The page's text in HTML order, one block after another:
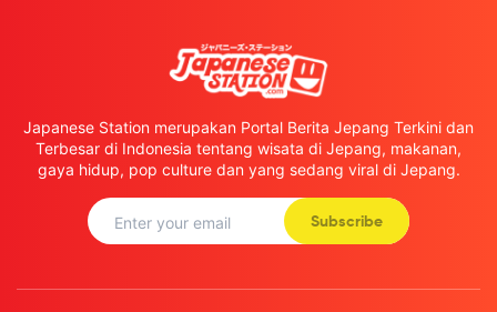
Japanese Station merupakan Portal Berita Jepang Terkini dan
Terbesar di Indonesia tentang wisata di Jepang, makanan,
gaya hidup, pop culture dan yang sedang viral di Jepang.
Subscribe